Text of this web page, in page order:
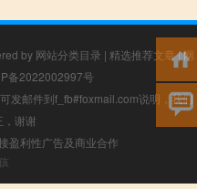
by 网站分类目录 | 精选推荐文章|网
备2022002997号
发邮件到f_fb#foxmail.com说明，我们
，谢谢
盈利性广告及商业合作